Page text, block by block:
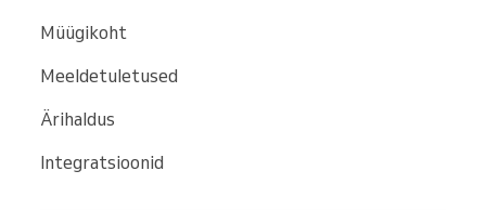
Müügikoht
Meeldetuletused
Ärihaldus
Integratsioonid